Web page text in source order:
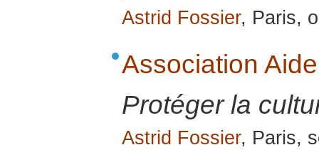
Astrid Fossier, Paris,
Association
Protéger la
Astrid Fossier, Paris,